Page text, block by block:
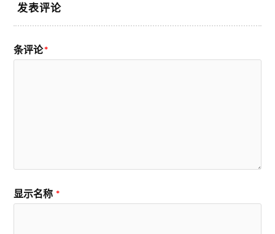
发表评论
条评论*
显示名称 *